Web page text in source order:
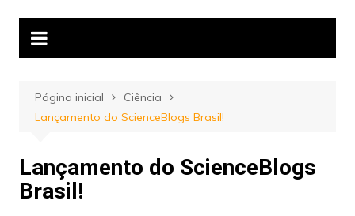
Página inicial
Ciência
Lançamento do ScienceBlogs Brasil!
Lançamento do ScienceBlogs
Brasil!